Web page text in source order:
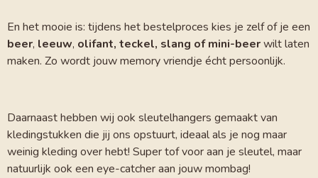
En het mooie is: tijdens het bestelproces kies je zelf of je een
beer, leeuw, olifant, teckel, slang of mini-beerwilt laten
maken. Zo wordt jouw memory vriendje écht persoonlijk.
Daarnaast hebben wij ook sleutelhangers gemaakt van
kledingstukken die jij ons opstuurt, ideaal als je nog maar
weinig kleding over hebt! Super tof voor aan je sleutel, maar
natuurlijk ook een eye-catcher aan jouw mombag!